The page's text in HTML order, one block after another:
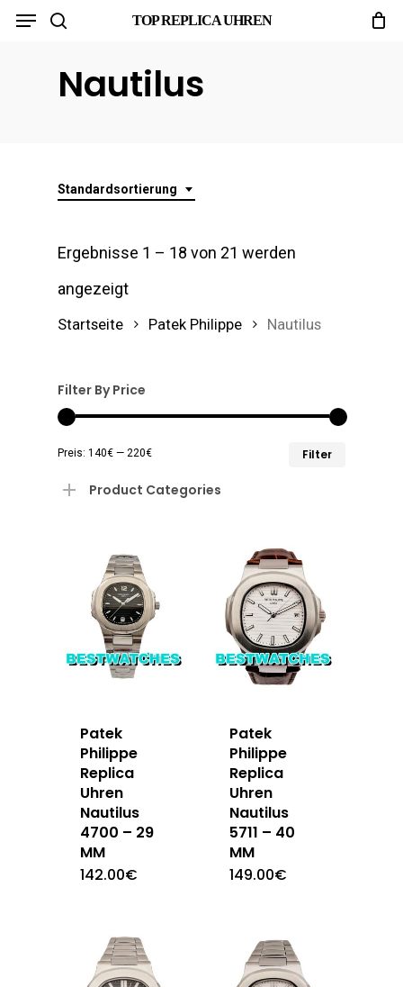
Skip
TOP REPLICA UHREN
Menu
Nautilus
Standardsortierung
Ergebnisse 1 – 18 von 21 werden
angezeigt
Startseite Patek Philippe Nautilus
Filter By Price
Filter
Preis: 140€ — 220€
Product Categories
Patek
Philippe
Replica
Uhren
Nautilus
4700 – 29
MM
142.00€
Patek
Philippe
Replica
Uhren
Nautilus
5711 – 40
MM
149.00€